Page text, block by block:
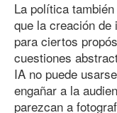
La política
que la creación de
para ciertos
cuestiones
IA no puede
engañar a la
parezcan a